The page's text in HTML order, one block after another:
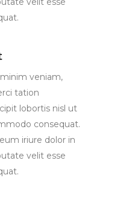
veniam,
tation
lobortis nisl ut
consequat.
iriure dolor in
velit esse